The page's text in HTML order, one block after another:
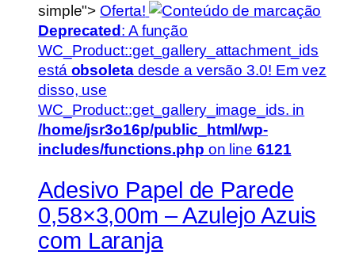
simple"> Oferta!
Deprecated: A função
WC_Product::get_gallery_attachment_ids
está obsoletadesde a versão 3.0! Em vez
disso, use
WC_Product::get_gallery_image_ids. in
/home/jsr3o16p/public_html/wp-
includes/functions.php on line 6121
Adesivo Papel de Parede
0,58×3,00m – Azulejo Azuis
com Laranja